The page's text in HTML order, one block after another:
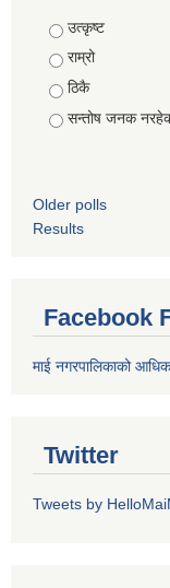
Choices
उत्कृष्ट
राम्रो
ठिकै
सन्तोष जनक
Older polls
Results
Facebook
माई नगरपालिकाको
Twitter
Tweets by